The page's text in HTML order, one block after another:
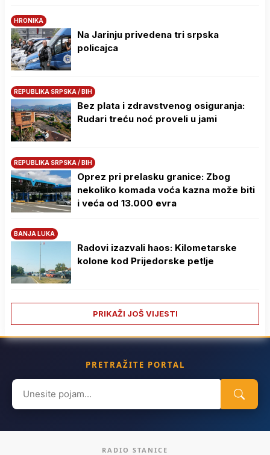
HRONIKA
Na Јarinju privedena tri srpska
policajca
REPUBLIKA SRPSKA / BIH
Bez plata i zdravstvenog osiguranja:
Rudari treću noć proveli u jami
REPUBLIKA SRPSKA / BIH
Oprez pri prelasku granice: Zbog
nekoliko komada voća kazna može biti
i veća od 13.000 evra
BANJA LUKA
Radovi izazvali haos: Kilometarske
kolone kod Prijedorske petlje
PRIKAŽI JOŠ VIJESTI
PRETRAŽITE PORTAL
Search
for:
RADIO STANICE